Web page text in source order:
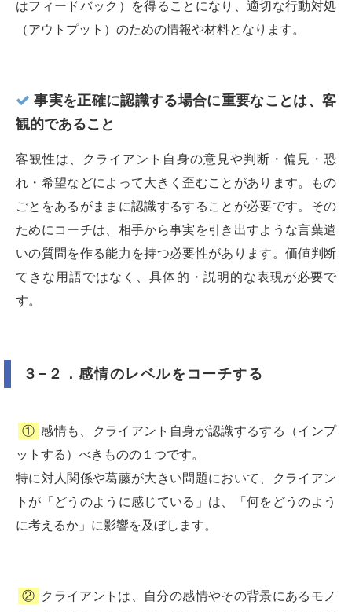
はフィードバック）を得ることになり、適切な行動対処
（アウトプット）のための情報や材料となります。
事実を正確に認識する場合に重要なことは、客
観的であること
客観性は、クライアント自身の意見や判断・偏見・恐
れ・希望などによって大きく歪むことがあります。もの
ごとをあるがままに認識するすることが必要です。その
ためにコーチは、相手から事実を引き出すような言葉遣
いの質問を作る能力を持つ必要性があります。価値判断
てきな用語ではなく、具体的・説明的な表現が必要で
す。
３−２．感情のレベルをコーチする
① 感情も、クライアント自身が認識するする（インプ
ットする）べきものの１つです。
特に対人関係や葛藤が大きい問題において、クライアン
トが「どうのように感じている」は、「何をどうのよう
に考えるか」に影響を及ぼします。
② クライアントは、自分の感情やその背景にあるモノ